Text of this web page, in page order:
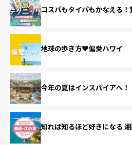
コスパもタイパもかなえる
地球の歩き方♥偏愛ハワイ
今年の夏はインスパイアへ！
知れば知るほど好きになる